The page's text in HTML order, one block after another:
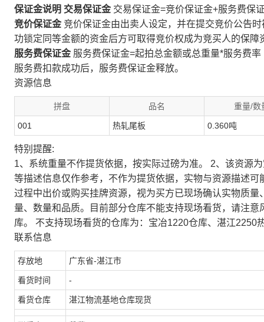
保证金说明 交易保证金 交易保证金=竞价保证金+服务费保
竞价保证金 竞价保证金由出卖人设定，并在提交竞价公告
功锁定同等金额的资金后方可取得竞价权成为竞买人的保障
服务费保证金 服务费保证金=起拍总金额或总重量*服务费率
服务费扣款成功后，服务费保证金释放。
资源信息
拼盘 品名 重量/数
001 热轧尾板 0.360吨
特别提醒:
1、系统重量不作提货依据，按实际过磅为准。 2、该资源
等描述信息仅作参考，不作为提货依据，实物与资源描述
过程中出价或购买挂牌资源，视为买方已现场确认实物质
量、数量和品质。目前部分仓库不能支持现场看货，请注
库。 不支持现场看货的仓库为：宝冶1220仓库、湛江2250
联系信息
存放地 广东省-湛江市
看货时间 -
看货仓库 湛江物流基地仓库现货